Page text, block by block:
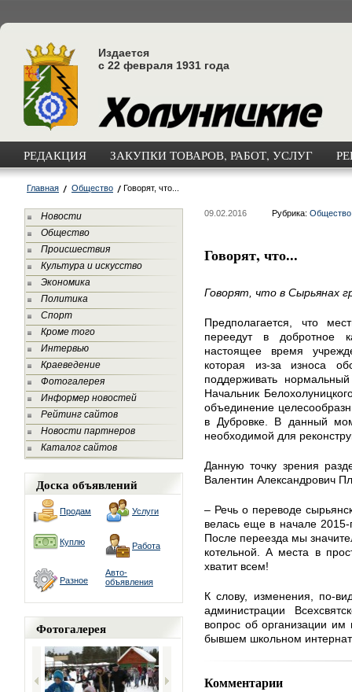
Издается
с 22 февраля 1931 года
РЕДАКЦИЯ ЗАКУПКИ ТОВАРОВ, РАБОТ, УСЛУГ
Главная Общество Говорят, что...
Новости
Общество
Происшествия
Культура и искусство
Экономика
Политика
Спорт
Кроме того
Интервью
Краеведение
Фотогалерея
Информер новостей
Рейтинг сайтов
Новости партнеров
Каталог сайтов
Доска объявлений
Продам Услуги
Куплю Работа
Разное
Авто-
объявления
Фотогалерея
09.02.2016 Рубрика: Общество
Говорят, что...
Говорят, что в Сырьянах
Предполагается, что
переедут в добротное
настоящее время
которая из-за износа
поддерживать
Начальник
объединение
в Дубровке. В данный
необходимой для
Данную точку зрения
Валентин Александрович
– Речь о переводе
велась еще в начале 2015-
После переезда мы
котельной. А места в
хватит всем!
К слову, изменения, по-
администрации
вопрос об организации
бывшем школьном
Комментарии